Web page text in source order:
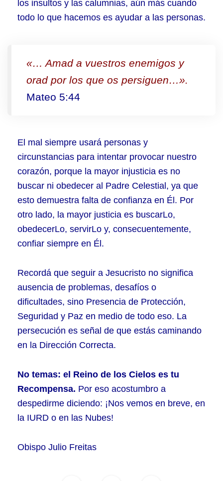
los insultos y las calumnias, aún más cuando
todo lo que hacemos es ayudar a las personas.
«… Amad a vuestros enemigos y
orad por los que os persiguen…».
Mateo 5:44
El mal siempre usará personas y
circunstancias para intentar provocar nuestro
corazón, porque la mayor injusticia es no
buscar ni obedecer al Padre Celestial, ya que
esto demuestra falta de confianza en Él. Por
otro lado, la mayor justicia es buscarLo,
obedecerLo, servirLo y, consecuentemente,
confiar siempre en Él.
Recordá que seguir a Jesucristo no significa
ausencia de problemas, desafíos o
dificultades, sino Presencia de Protección,
Seguridad y Paz en medio de todo eso. La
persecución es señal de que estás caminando
en la Dirección Correcta.
No temas: el Reino de los Cielos es tu
Recompensa. Por eso acostumbro a
despedirme diciendo: ¡Nos vemos en breve, en
la IURD o en las Nubes!
Obispo Julio Freitas